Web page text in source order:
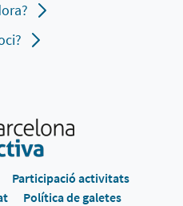
Participació activitats
Política de galetes